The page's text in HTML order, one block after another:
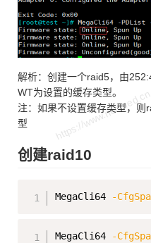
解析：创建一个raid5，由
WT为设置的缓存类型。
注：如果不设置缓存类型，
型
创建raid10
MegaCli64 -
MegaCli64 -